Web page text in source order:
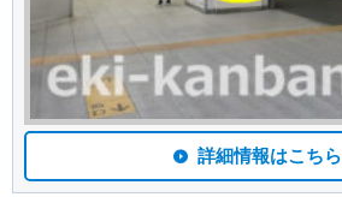
詳細情報はこちら